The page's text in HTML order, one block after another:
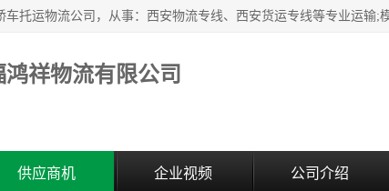
鸿祥物流有限公司
供应商机 企业视频 公司介绍